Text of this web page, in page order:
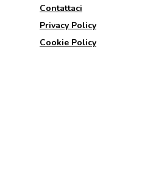
Contattaci
Privacy Policy
Cookie Policy